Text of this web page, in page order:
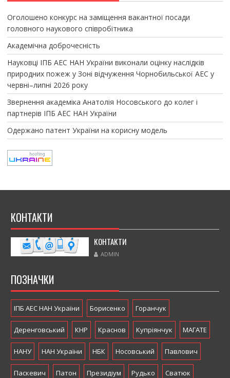
Оголошено конкурс на заміщення вакантної посади
головного наукового співробітника
Академічна доброчесність
Науковці ІПБ АЕС НАН України виконали оцінку наслідків
природних пожеж у Зоні відчуження Чорнобильської АЕС у
червні–липні 2026 року
Звернення академіка Анатолія Носовського до колег і
партнерів ІПБ АЕС НАН України
Одержано патент України на корисну модель
КОНТАКТИ
КОНТАКТИ
ADMIN
ПОЗНАЧКИ
ІПБ АЕС НАН України Борисенко Горанчук
Деренговський КНР Краснов Купріянчук МАГАТЕ
НАНУ НАН України НБК Носовський Павлович
Паскевич Патон Президіум Рудько Сватюк